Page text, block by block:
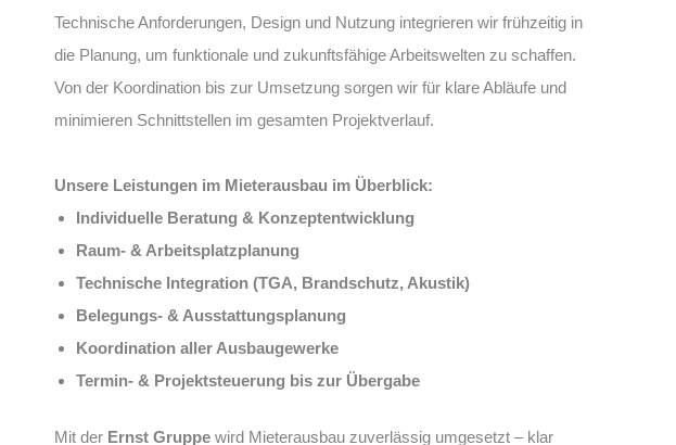
Technische Anforderungen, Design und Nutzung integrieren wir frühzeitig in
die Planung, um funktionale und zukunftsfähige Arbeitswelten zu schaffen.
Von der Koordination bis zur Umsetzung sorgen wir für klare Abläufe und
minimieren Schnittstellen im gesamten Projektverlauf.
Unsere Leistungen im Mieterausbau im Überblick:
Individuelle Beratung & Konzeptentwicklung
Raum- & Arbeitsplatzplanung
Technische Integration (TGA, Brandschutz, Akustik)
Belegungs- & Ausstattungsplanung
Koordination aller Ausbaugewerke
Termin- & Projektsteuerung bis zur Übergabe
Mit der Ernst Gruppe wird Mieterausbau zuverlässig umgesetzt – klar